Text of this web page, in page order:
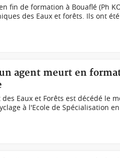
fin de formation à Bouaflé (Ph
des Eaux et forêts. Ils ont
agent meurt en
des Eaux et Forêts est décédé le
à l'Ecole de Spécialisation